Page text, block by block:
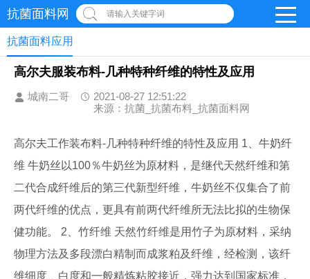
抗菌面料网 请输入关键字词
抗菌面料应用
高尔夫服装布料-几种特种纤维的特性及应用
城南二哥
2021-08-27 12:51:22
来源：抗菌_抗菌布料_抗菌面料网
高尔夫工作装布料-几种特种纤维的特性及应用 1、牛奶纤
维 牛奶丝以100％牛奶丝为原材料，是继代天然纤维和第
二代合成纤维后的第三代新型纤维，牛奶丝不仅集合了前
两代纤维的优点，更具有前两代纤维所无法比拟的生物保
健功能。 2、竹纤维 天然竹纤维是用竹子为原材料，采纳
物理方法及多段漂白精制而成浆粕及纤维，经检测，该纤
维细度、白度和一般精炼粘胶接近，强力达到国家标准，